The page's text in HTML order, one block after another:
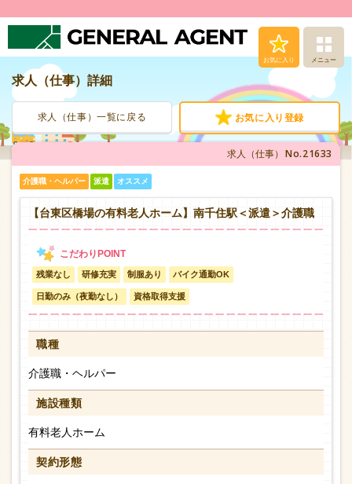
お気に入り メニュー
人材派遣サービス
転職支援サービス
登録から就業まで
お問い合わせ
求人（仕事）詳細
求人（仕事）一覧に戻る お気に入り登録
求人（仕事） No.21633
介護職・ヘルパー 派遣 オススメ
【台東区橋場の有料老人ホーム】南千住駅＜派遣＞介護職
残業なし 研修充実 制服あり バイク通勤OK
日勤のみ（夜勤なし） 資格取得支援
職種
介護職・ヘルパー
施設種類
有料老人ホーム
契約形態